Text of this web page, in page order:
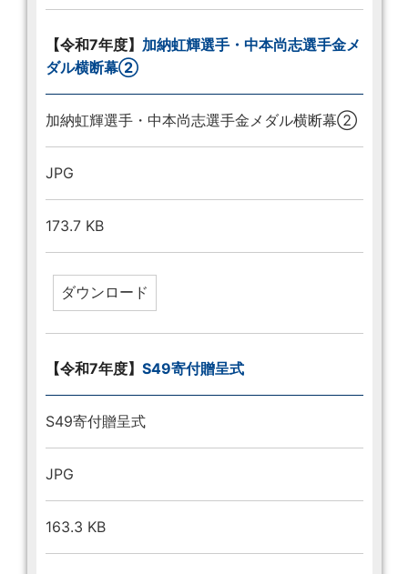
【令和7年度】 加納虹輝選手・中本尚志選手金メ
ダル横断幕②
加納虹輝選手・中本尚志選手金メダル横断幕②
JPG
173.7 KB
【令和7年度】 S49寄付贈呈式
S49寄付贈呈式
JPG
163.3 KB